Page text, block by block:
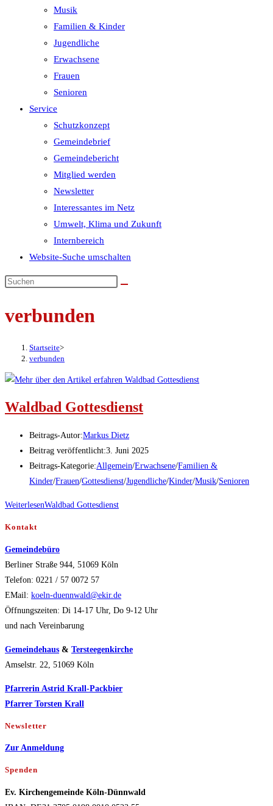
Musik
Familien & Kinder
Jugendliche
Erwachsene
Frauen
Senioren
Service
Schutzkonzept
Gemeindebrief
Gemeindebericht
Mitglied werden
Newsletter
Interessantes im Netz
Umwelt, Klima und Zukunft
Internbereich
Website-Suche umschalten
verbunden
Startseite>
verbunden
Waldbad Gottesdienst
Beitrags-Autor:Markus Dietz
Beitrag veröffentlicht:3. Juni 2025
Beitrags-Kategorie:Allgemein/Erwachsene/Familien &
Kinder/Frauen/Gottesdienst/Jugendliche/Kinder/Musik/Senioren
WeiterlesenWaldbad Gottesdienst
Kontakt
Gemeindebüro
Berliner Straße 944, 51069 Köln
Telefon: 0221 / 57 0072 57
EMail: koeln-duennwald@ekir.de
Öffnungszeiten: Di 14-17 Uhr, Do 9-12 Uhr
und nach Vereinbarung
Gemeindehaus & Tersteegenkirche
Amselstr. 22, 51069 Köln
Pfarrerin Astrid Krall-Packbier
Pfarrer Torsten Krall
Newsletter
Zur Anmeldung
Spenden
Ev. Kirchengemeinde Köln-Dünnwald